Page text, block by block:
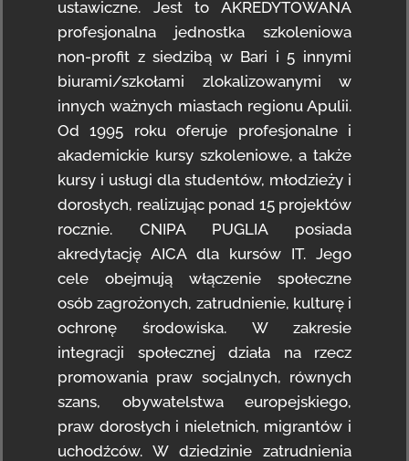
ustawiczne. Jest to AKREDYTOWANA
profesjonalna jednostka szkoleniowa
non-profit z siedzibą w Bari i 5 innymi
biurami/szkołami zlokalizowanymi w
innych ważnych miastach regionu Apulii.
Od 1995 roku oferuje profesjonalne i
akademickie kursy szkoleniowe, a także
kursy i usługi dla studentów, młodzieży i
dorosłych, realizując ponad 15 projektów
rocznie. CNIPA PUGLIA posiada
akredytację AICA dla kursów IT. Jego
cele obejmują włączenie społeczne
osób zagrożonych, zatrudnienie, kulturę i
ochronę środowiska. W zakresie
integracji społecznej działa na rzecz
promowania praw socjalnych, równych
szans, obywatelstwa europejskiego,
praw dorosłych i nieletnich, migrantów i
uchodźców. W dziedzinie zatrudnienia